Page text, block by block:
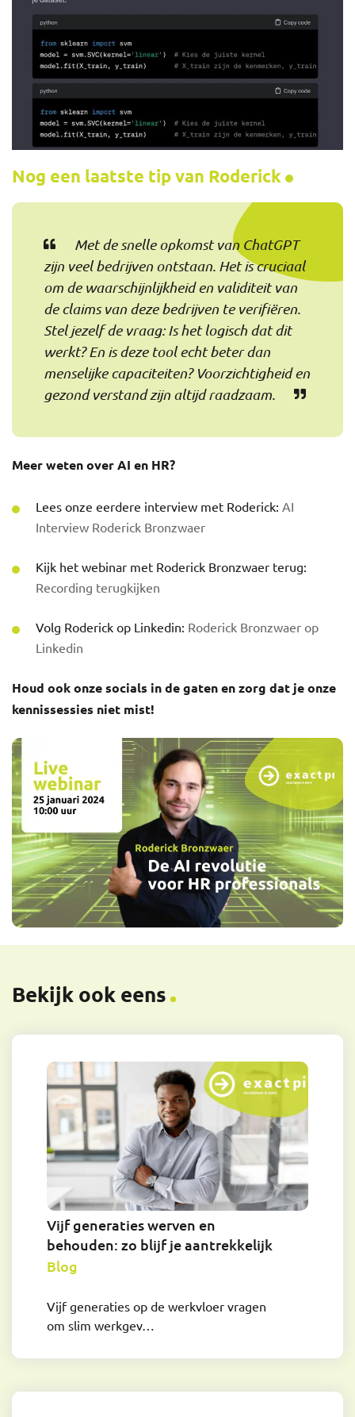
Nog een laatste tip van Roderick
Met de snelle opkomst van ChatGPT
zijn veel bedrijven ontstaan. Het is cruciaal
om de waarschijnlijkheid en validiteit van
de claims van deze bedrijven te verifiëren.
Stel jezelf de vraag: Is het logisch dat dit
werkt? En is deze tool echt beter dan
menselijke capaciteiten? Voorzichtigheid en
gezond verstand zijn altijd raadzaam.
Meer weten over AI en HR?
Lees onze eerdere interview met Roderick: AI
Interview Roderick Bronzwaer
Kijk het webinar met Roderick Bronzwaer terug:
Recording terugkijken
Volg Roderick op Linkedin: Roderick Bronzwaer op
Linkedin
Houd ook onze socials in de gaten en zorg dat je onze
kennissessies niet mist!
Bekijk ook eens
Vijf generaties werven en
behouden: zo blijf je aantrekkelijk
Blog
Vijf generaties op de werkvloer vragen
om slim werkgev…